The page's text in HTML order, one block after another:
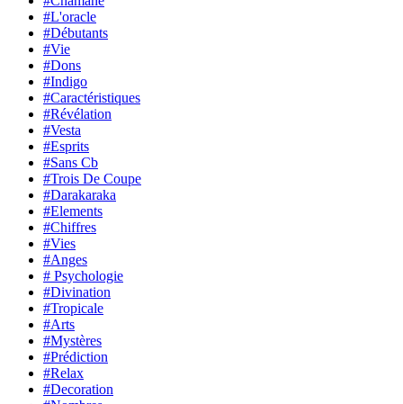
#L'oracle
#Débutants
#Vie
#Dons
#Indigo
#Caractéristiques
#Révélation
#Vesta
#Esprits
#Sans Cb
#Trois De Coupe
#Darakaraka
#Elements
#Chiffres
#Vies
#Anges
# Psychologie
#Divination
#Tropicale
#Arts
#Mystères
#Prédiction
#Relax
#Decoration